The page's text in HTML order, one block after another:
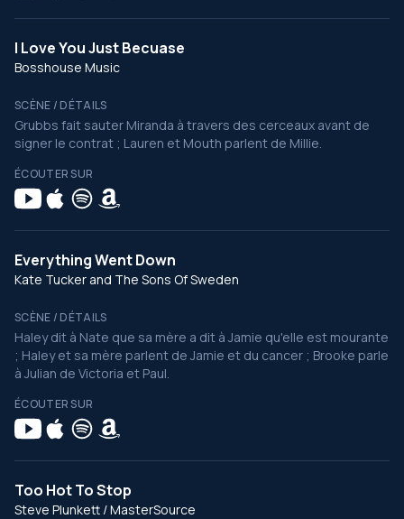
I Love You Just Becuase
Bosshouse Music
SCÈNE / DÉTAILS
Grubbs fait sauter Miranda à travers des cerceaux avant de
signer le contrat ; Lauren et Mouth parlent de Millie.
ÉCOUTER SUR
Everything Went Down
Kate Tucker and The Sons Of Sweden
SCÈNE / DÉTAILS
Haley dit à Nate que sa mère a dit à Jamie qu'elle est mourante
; Haley et sa mère parlent de Jamie et du cancer ; Brooke parle
à Julian de Victoria et Paul.
ÉCOUTER SUR
Too Hot To Stop
Steve Plunkett / MasterSource